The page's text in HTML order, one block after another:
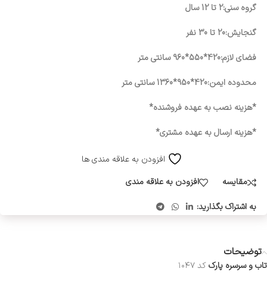
گروه سنی:2 تا 12 سال
گنجایش:20 تا 30 نفر
فضای لازم:420*550*960 سانتی متر
محدوده ایمن:420*950*1360 سانتی متر
*هزینه نصب به عهده فروشنده*
*هزینه ارسال به عهده مشتری*
افزودن به علاقه مندی ها
مقایسه
افزودن به علاقه مندی
به اشتراک بگذارید:
توضیحات
تاب و سرسره پارککد ۱۰۴۷